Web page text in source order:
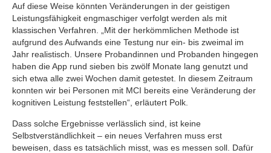
Auf diese Weise könnten Veränderungen in der geistigen
Leistungsfähigkeit engmaschiger verfolgt werden als mit
klassischen Verfahren. „Mit der herkömmlichen Methode ist
aufgrund des Aufwands eine Testung nur ein- bis zweimal im
Jahr realistisch. Unsere Probandinnen und Probanden hingegen
haben die App rund sieben bis zwölf Monate lang genutzt und
sich etwa alle zwei Wochen damit getestet. In diesem Zeitraum
konnten wir bei Personen mit MCI bereits eine Veränderung der
kognitiven Leistung feststellen“, erläutert Polk.
Dass solche Ergebnisse verlässlich sind, ist keine
Selbstverständlichkeit – ein neues Verfahren muss erst
beweisen, dass es tatsächlich misst, was es messen soll. Dafür